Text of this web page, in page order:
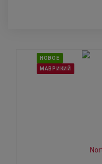
НОВОЕ
МАВРИКИЙ